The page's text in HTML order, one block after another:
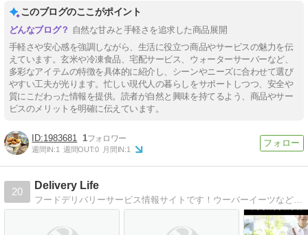
このブログのここがポイント
自然な甘みと手軽さを追求した商品展開
手軽さや安心感を強調しながら、生活に役立つ商品やサービスの魅力を伝
えています。玄米や冷凍食品、宅配サービス、ウォーターサーバーなど、
多彩なアイテムの特徴を具体的に紹介し、シーンやニーズに合わせて選び
やすい工夫が光ります。忙しい現代人の暮らしをサポートしつつ、安全や
質にこだわった情報を提供。読者が自然と興味を持てるよう、商品やサー
ビスのメリットを明確に伝えています。
1983681 1
週間IN:1 週間OUT:0 月間IN:1
20
Delivery Life
フードデリバリーサービス情報サイトです！ウーバーイーツなどメインサービスから、マイナーなサービスまで幅広く情報を提供中です。注文者・配達員として利用したい方はクーポン情報や紹介キャッシュバックも扱っていますので、是非ご覧ください！